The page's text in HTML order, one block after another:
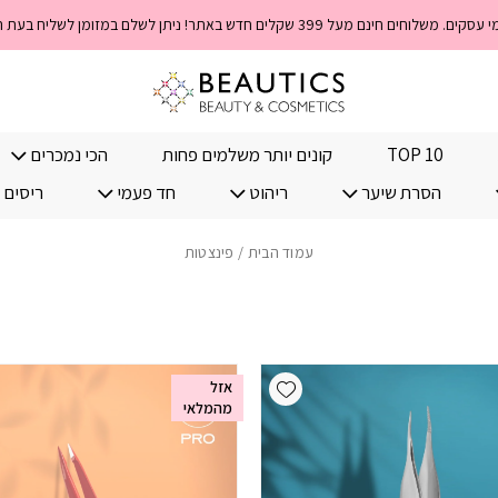
TOP 10 קונים יותר משלמים פחות
הכי נמכרים
הסרת שיער ריהוט חד פעמי
עמוד הבית / פינצטות
Add wishlist
אזל
מהמלאי